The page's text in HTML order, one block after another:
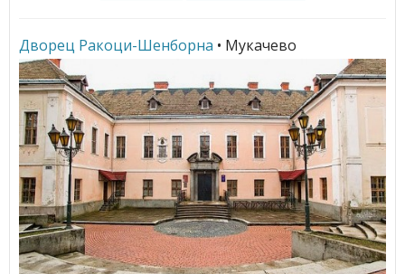
Дворец Ракоци-Шенборна • Мукачево